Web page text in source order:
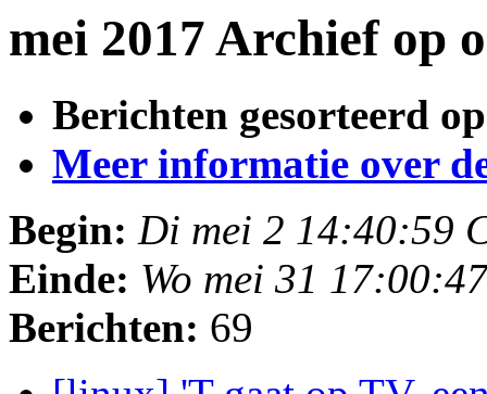
mei 2017 Archief op
Berichten gesorteerd
Meer informatie over
Begin: Di mei 2 14:40:59
Einde: Wo mei 31
Berichten: 69